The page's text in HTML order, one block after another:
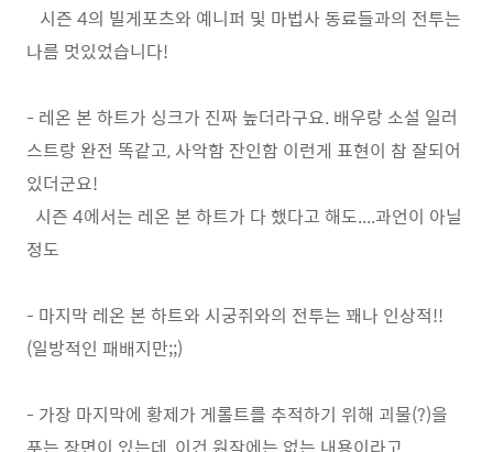
시즌 4의 빌게포츠와 예니퍼 및 마법사 동료들과의 전투는
나름 멋있었습니다!
- 레온 본 하트가 싱크가 진짜 높더라구요. 배우랑 소설 일러
스트랑 완전 똑같고, 사악함 잔인함 이런게 표현이 참 잘되어
있더군요!
시즌 4에서는 레온 본 하트가 다 했다고 해도....과언이 아닐
정도
- 마지막 레온 본 하트와 시궁쥐와의 전투는 꽤나 인상적!!
(일방적인 패배지만;;)
- 가장 마지막에 황제가 게롤트를 추적하기 위해 괴물(?)을